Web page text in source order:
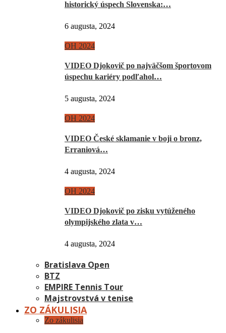
historický úspech Slovenska:…
6 augusta, 2024
OH 2024
VIDEO Djokovič po najväčšom športovom
úspechu kariéry podľahol…
5 augusta, 2024
OH 2024
VIDEO České sklamanie v boji o bronz,
Erraniová…
4 augusta, 2024
OH 2024
VIDEO Djokovič po zisku vytúženého
olympijského zlata v…
4 augusta, 2024
Bratislava Open
BTZ
EMPIRE Tennis Tour
Majstrovstvá v tenise
ZO ZÁKULISIA
Zo zákulisia